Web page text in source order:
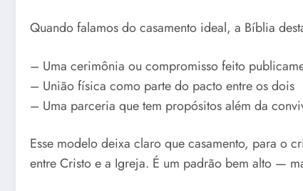
Quando falamos do casamento ideal, a Bíblia
– Uma cerimônia ou compromisso feito
– União física como parte do pacto entre os dois
– Uma parceria que tem propósitos além da
Esse modelo deixa claro que casamento, para o
entre Cristo e a Igreja. É um padrão bem alto —